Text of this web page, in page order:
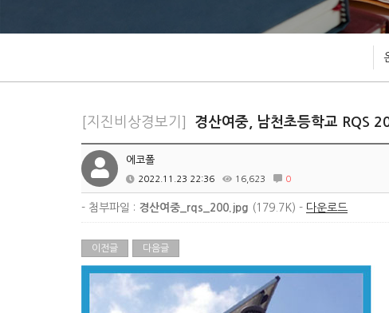
[지진비상경보기] 경산여중, 남천초등학교 RQS
에코폴
2022.11.23 22:36 16,623 0
- 첨부파일 : 경산여중_rqs_200.jpg (179.7K) - 다운로드
이전글 다음글